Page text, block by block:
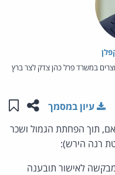
במשרד פרל כהן צדק לצר ברץ
שתפו
עיון במסמך
תוך הפחתת הגמול ושכר
רנה הירש):
לאישור תובענה